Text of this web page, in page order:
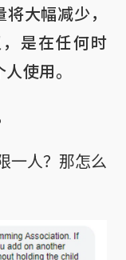
大幅减少，
是在任何时
使用。
一人？那怎么